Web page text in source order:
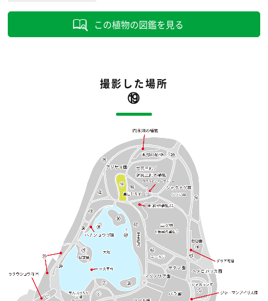
この植物の図鑑を見る
撮影した場所
⑲